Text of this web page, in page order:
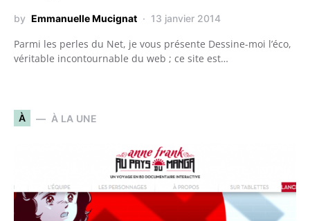
by Emmanuelle Mucignat 13 janvier 2014
Parmi les perles du Net, je vous présente Dessine-moi l’éco,
véritable incontournable du web ; ce site est…
À À LA UNE